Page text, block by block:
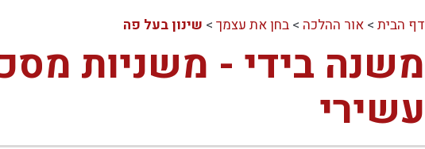
דף הבית> אור ההלכה > בחן את עצמך> שינון בעל פה
משנה בידי - משניות
עשירי